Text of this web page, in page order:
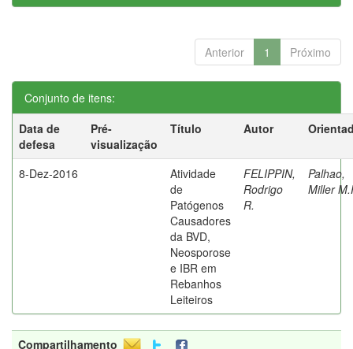
Anterior 1 Próximo
Conjunto de itens:
Data de
defesa
Pré-
visualização
Título Autor
8-Dez-2016
Atividade
de
Patógenos
Causadores
da BVD,
Neosporose
e IBR em
Rebanhos
Leiteiros
FELIPPIN,
Rodrigo
R.
Palhao,
Miller
Compartilhamento